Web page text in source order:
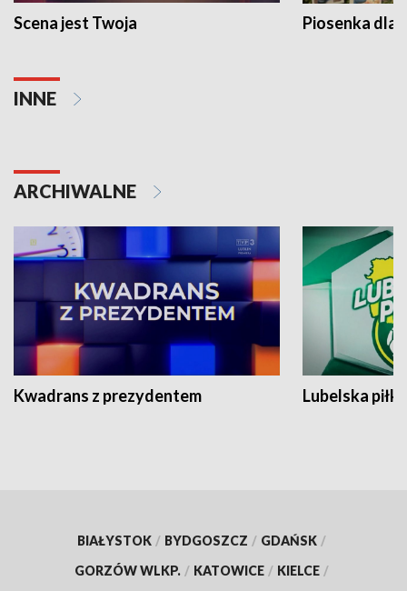
Scena jest Twoja Piosenka dla
INNE
ARCHIWALNE
Kwadrans z prezydentem Lubelska piłka
BIAŁYSTOK / BYDGOSZCZ / GDAŃSK /
GORZÓW WLKP. / KATOWICE / KIELCE /